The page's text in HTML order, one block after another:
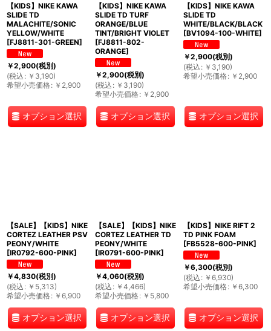
【KIDS】NIKE KAWA
SLIDE TD
MALACHITE/SONIC
YELLOW/WHITE
[FJ8811-301-GREEN]
￥2,900(税別)
(税込 : ￥ 3,190)
希望小売価格: ￥ 2,900
オプション選択
【KIDS】NIKE KAWA
SLIDE TD TURF
ORANGE/BLUE
TINT/BRIGHT VIOLET
[FJ8811-802-
ORANGE]
￥2,900(税別)
(税込 : ￥ 3,190)
希望小売価格: ￥ 2,900
オプション選択
【KIDS】NIKE KAWA
SLIDE TD
WHITE/BLACK/BLACK
[BV1094-100-WHITE]
￥2,900(税別)
(税込 : ￥ 3,190)
希望小売価格: ￥ 2,900
オプション選択
【SALE】【KIDS】NIKE
CORTEZ LEATHER PSV
PEONY/WHITE
[IR0792-600-PINK]
￥4,830(税別)
(税込 : ￥ 5,313)
希望小売価格: ￥ 6,900
オプション選択
【SALE】【KIDS】NIKE
CORTEZ LEATHER TD
PEONY/WHITE
[IR0791-600-PINK]
￥4,060(税別)
(税込 : ￥ 4,466)
希望小売価格: ￥ 5,800
オプション選択
【KIDS】NIKE RIFT 2
TD PINK FOAM
[FB5528-600-PINK]
￥6,300(税別)
(税込 : ￥ 6,930)
希望小売価格: ￥ 6,300
オプション選択